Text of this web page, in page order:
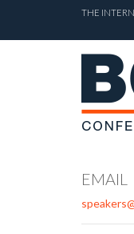
THE
EMAIL